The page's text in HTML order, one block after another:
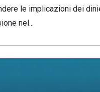
le implicazioni dei
nel...